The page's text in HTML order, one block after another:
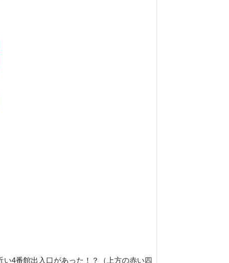
4番館出入口があった！？（上方の赤い四